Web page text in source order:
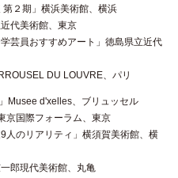
第２期」横浜美術館、横浜
代美術館、東京
芸員おすすめアート」徳島県立近代
DU LOUVRE、パリ
Musee d'xelles、ブリュッセル
京国際フォーラム、東京
人のリアリティ」横須賀美術館、横
郎現代美術館、丸亀